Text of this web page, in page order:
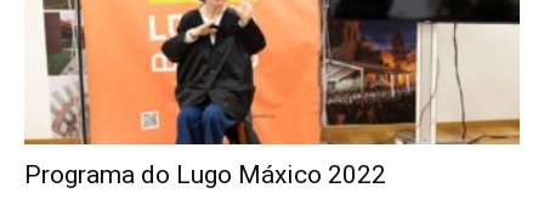
Programa do Lugo Máxico 2022